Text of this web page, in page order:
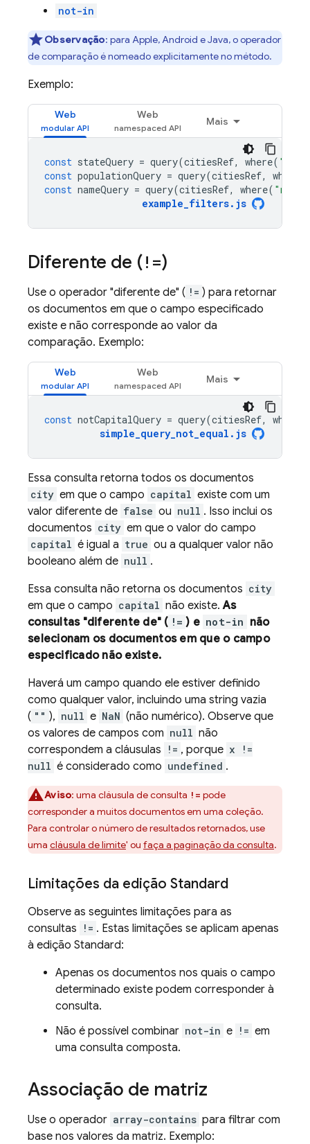
not-in
Observação: para Apple, Android e Java, o operador
de comparação é nomeado explicitamente no método.
Exemplo:
Web Web
Mais
const stateQuery = query(citiesRef, where(
const populationQuery = query(citiesRef, where
const nameQuery = query(citiesRef, where( "name"
example_filters. js
Diferente de (!=)
Use o operador "diferente de" ( != ) para retornar
os documentos em que o campo especificado
existe e não corresponde ao valor da
comparação. Exemplo:
Web Web
Mais
const notCapitalQuery = query(citiesRef, where
simple_query_not_equal . js
Essa consulta retorna todos os documentos
city em que o campo capital existe com um
valor diferente de false ou null . Isso inclui os
documentos city em que o valor do campo
capital é igual a true ou a qualquer valor não
booleano além de null .
Essa consulta não retorna os documentos city
em que o campo capital não existe.As
consultas "diferente de" ( != ) e not-in não
selecionam os documentos em que o campo
especificado não existe.
Haverá um campo quando ele estiver definido
como qualquer valor, incluindo uma string vazia
( "" ), null e NaN (não numérico). Observe que
os valores de campos com null não
correspondem a cláusulas
!= , porque x !=
null é considerado como undefined .
Aviso: uma cláusula de consulta != pode
corresponder a muitos documentos em uma coleção.
Para controlar o número de resultados retornados, use
uma cláusula de limite' ou faça a paginação da consulta.
Limitações da edição Standard
Observe as seguintes limitações para as
consultas
!= . Estas limitações se aplicam apenas
à edição Standard:
Apenas os documentos nos quais o campo
determinado existe podem corresponder à
consulta.
Não é possível combinar not-in e != em
uma consulta composta.
Associação de matriz
Use o operador array-contains para filtrar com
base nos valores da matriz. Exemplo: